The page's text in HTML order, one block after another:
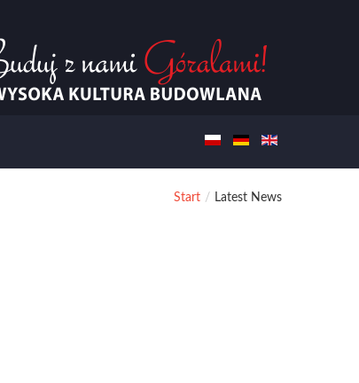
Start / Latest News